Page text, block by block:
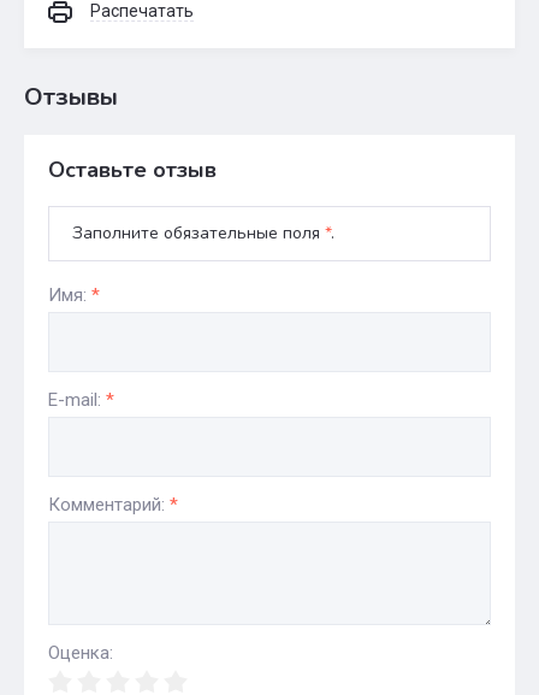
Распечатать
Отзывы
Оставьте отзыв
Заполните обязательные поля *.
Имя: *
E-mail: *
Комментарий: *
Оценка: